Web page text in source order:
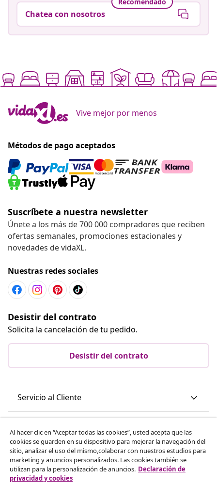
Recomendado
Chatea con nosotros
Vive mejor por menos
Métodos de pago aceptados
Suscríbete a nuestra newsletter
Únete a los más de 700 000 compradores que reciben
ofertas semanales, promociones estacionales y
novedades de vidaXL.
Nuestras redes sociales
Desistir del contrato
Solicita la cancelación de tu pedido.
Desistir del contrato
Servicio al Cliente
vidaXL
Descubre mas
Al hacer clic en “Aceptar todas las cookies”, usted acepta que las
cookies se guarden en su dispositivo para mejorar la navegación del
sitio, analizar el uso del mismo,colaborar con nuestros estudios para
marketing y anuncios personalizados. Las cookies también se
utilizan para la personalización de anuncios. Declaración de
privacidad y cookies